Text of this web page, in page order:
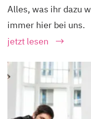
Alles, was ihr dazu
immer hier bei uns.
jetzt lesen